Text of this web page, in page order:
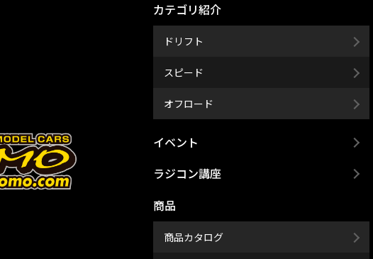
カテゴリ紹介
ドリフト
スピード
オフロード
イベント
ラジコン講座
商品
商品カタログ